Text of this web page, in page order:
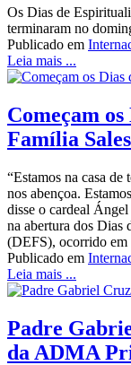
Os Dias de
terminaram no
Publicado em
Leia mais ...
Começam
Família
“Estamos na casa de
nos abençoa.
disse o cardeal
na abertura dos Dias
(DEFS), ocorrido em
Publicado em
Leia mais ...
Padre
da ADMA